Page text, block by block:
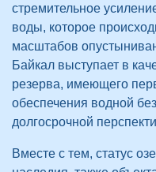
стремительное
воды, которое
масштабов
Байкал выступает в
резерва, имеющего
обеспечения водной
долгосрочной
Вместе с тем, статус